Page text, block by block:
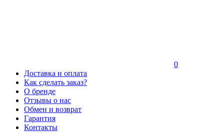
0
Доставка и оплата
Как сделать заказ?
О бренде
Отзывы о нас
Обмен и возврат
Гарантия
Контакты